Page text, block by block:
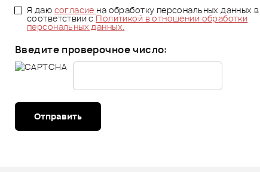
Я даю согласие на обработку персональных данных в
соответствии сПолитикой в отношении обработки
персональных данных.
Введите проверочное число:
Отправить